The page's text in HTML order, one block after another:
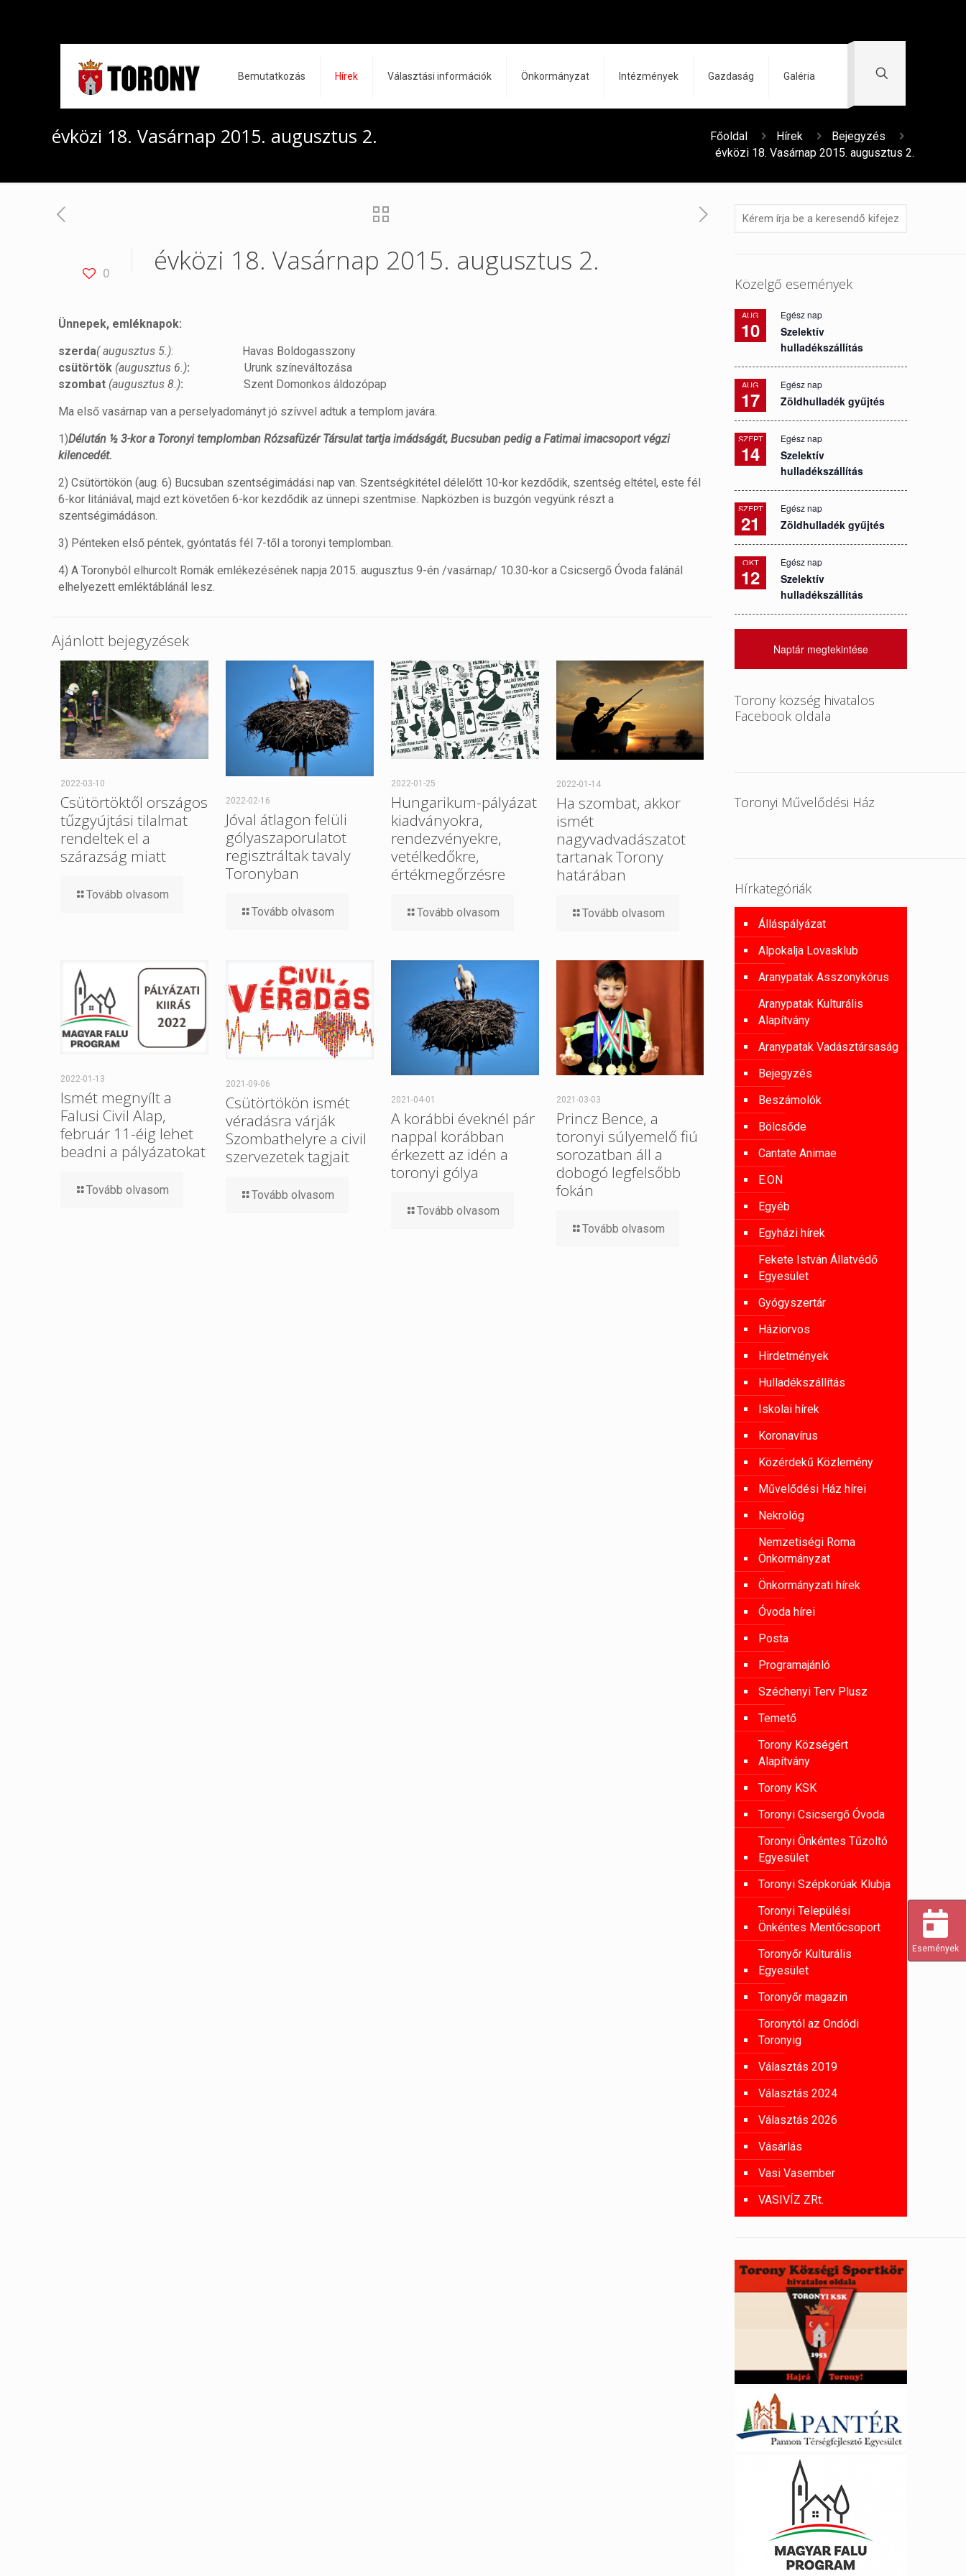
Bemutatkozás Hírek Választási információk Önkormányzat Intézmények Gazdaság Galéria
évközi 18. Vasárnap 2015. augusztus 2. Főoldal Hírek
Bejegyzés
évközi 18. Vasárnap 2015. augusztus 2.
0 évközi 18. Vasárnap 2015. augusztus 2.
Ünnepek, emléknapok:
szerda( augusztus 5.): Havas Boldogasszony
csütörtök (augusztus 6.): Urunk színeváltozása
szombat (augusztus 8.): Szent Domonkos áldozópap
Ma első vasárnap van a perselyadományt jó szívvel adtuk a templom javára.
1)Délután ½ 3-kor a Toronyi templomban Rózsafüzér Társulat tartja imádságát, Bucsuban pedig a Fatimai imacsoport végzi
kilencedét.
2) Csütörtökön (aug. 6) Bucsuban szentségimádási nap van. Szentségkitétel délelőtt 10-kor kezdődik, szentség eltétel, este fél
6-kor litániával, majd ezt követően 6-kor kezdődik az ünnepi szentmise. Napközben is buzgón vegyünk részt a
szentségimádáson.
3) Pénteken első péntek, gyóntatás fél 7-től a toronyi templomban.
4) A Toronyból elhurcolt Romák emlékezésének napja 2015. augusztus 9-én /vasárnap/ 10.30-kor a Csicsergő Óvoda falánál
elhelyezett emléktáblánál lesz.
Ajánlott bejegyzések
2022-03-10
Csütörtöktől országos
tűzgyújtási tilalmat
rendeltek el a
szárazság miatt
Tovább olvasom
2022-02-16
Jóval átlagon felüli
gólyaszaporulatot
regisztráltak tavaly
Toronyban
Tovább olvasom
2022-01-25
Hungarikum-pályázat
kiadványokra,
rendezvényekre,
vetélkedőkre,
értékmegőrzésre
Tovább olvasom
2022-01-14
Ha szombat, akkor
ismét
nagyvadvadászatot
tartanak Torony
határában
Tovább olvasom
2022-01-13
Ismét megnyílt a
Falusi Civil Alap,
február 11-éig lehet
beadni a pályázatokat
Tovább olvasom
2021-09-06
Csütörtökön ismét
véradásra várják
Szombathelyre a civil
szervezetek tagjait
Tovább olvasom
2021-04-01
A korábbi éveknél pár
nappal korábban
érkezett az idén a
toronyi gólya
Tovább olvasom
2021-03-03
Princz Bence, a
toronyi súlyemelő fiú
sorozatban áll a
dobogó legfelsőbb
fokán
Tovább olvasom
Közelgő események
AUG
10
Egész nap
Szelektív
hulladékszállítás
AUG
17
Egész nap
Zöldhulladék gyűjtés
SZEPT
14
Egész nap
Szelektív
hulladékszállítás
SZEPT
21
Egész nap
Zöldhulladék gyűjtés
OKT
12
Egész nap
Szelektív
hulladékszállítás
Naptár megtekintése
Torony község hivatalos
Facebook oldala
Toronyi Művelődési Ház
Hírkategóriák
Álláspályázat
Alpokalja Lovasklub
Aranypatak Asszonykórus
Aranypatak Kulturális
Alapítvány
Aranypatak Vadásztársaság
Bejegyzés
Beszámolók
Bölcsőde
Cantate Animae
E.ON
Egyéb
Egyházi hírek
Fekete István Állatvédő
Egyesület
Gyógyszertár
Háziorvos
Hirdetmények
Hulladékszállítás
Iskolai hírek
Koronavírus
Közérdekű Közlemény
Művelődési Ház hírei
Nekrológ
Nemzetiségi Roma
Önkormányzat
Önkormányzati hírek
Óvoda hírei
Posta
Programajánló
Széchenyi Terv Plusz
Temető
Torony Községért
Alapítvány
Torony KSK
Toronyi Csicsergő Óvoda
Toronyi Önkéntes Tűzoltó
Egyesület
Toronyi Szépkorúak Klubja
Toronyi Települési
Önkéntes Mentőcsoport
Toronyőr Kulturális
Egyesület
Toronyőr magazin
Toronytól az Ondódi
Toronyig
Választás 2019
Választás 2024
Választás 2026
Vásárlás
Vasi Vasember
VASIVÍZ ZRt.
Események